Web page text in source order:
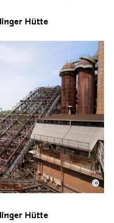
Hütte
Völklinger Hütte mit
Völklinger Hütte | Karl
©
Hütte